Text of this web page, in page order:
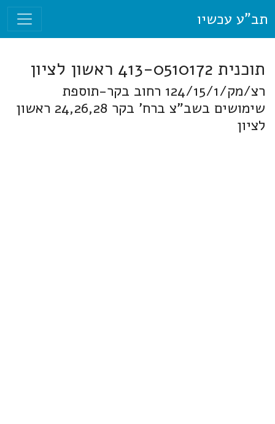
תב"ע עכשיו
תוכנית 413-0510172 ראשון לציון
רצ/מק/124/15/1 רחוב בקר-תוספת
שימושים בשב"צ ברח' בקר 24,26,28 ראשון
לציון